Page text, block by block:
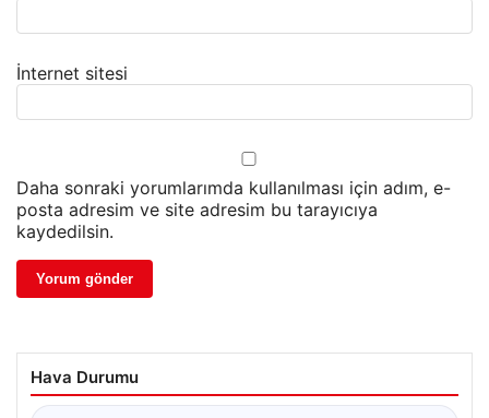
İnternet sitesi
Daha sonraki yorumlarımda kullanılması için adım, e-
posta adresim ve site adresim bu tarayıcıya
kaydedilsin.
Hava Durumu